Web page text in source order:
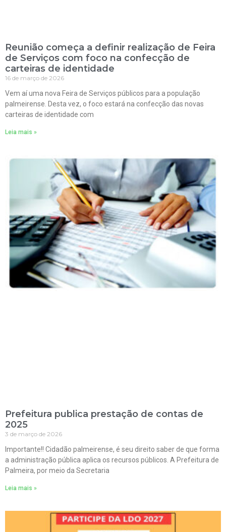
Reunião começa a definir realização de Feira
de Serviços com foco na confecção de
carteiras de identidade
16 de março de 2026
Vem aí uma nova Feira de Serviços públicos para a população
palmeirense. Desta vez, o foco estará na confecção das novas
carteiras de identidade com
Leia mais »
Prefeitura publica prestação de contas de
2025
3 de março de 2026
Importante!! Cidadão palmeirense, é seu direito saber de que forma
a administração pública aplica os recursos públicos. A Prefeitura de
Palmeira, por meio da Secretaria
Leia mais »